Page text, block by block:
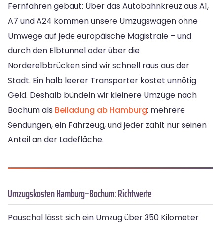
Fernfahren gebaut: Über das Autobahnkreuz aus A1,
A7 und A24 kommen unsere Umzugswagen ohne
Umwege auf jede europäische Magistrale – und
durch den Elbtunnel oder über die
Norderelbbrücken sind wir schnell raus aus der
Stadt. Ein halb leerer Transporter kostet unnötig
Geld. Deshalb bündeln wir kleinere Umzüge nach
Bochum als Beiladung ab Hamburg: mehrere
Sendungen, ein Fahrzeug, und jeder zahlt nur seinen
Anteil an der Ladefläche.
Umzugskosten Hamburg–Bochum: Richtwerte
Pauschal lässt sich ein Umzug über 350 Kilometer